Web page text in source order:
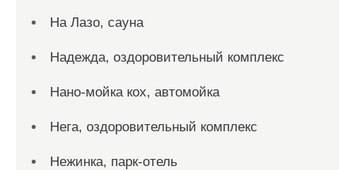
На Лазо, сауна
Надежда, оздоровительный комплекс
Нано-мойка кох, автомойка
Нега, оздоровительный комплекс
Нежинка, парк-отель